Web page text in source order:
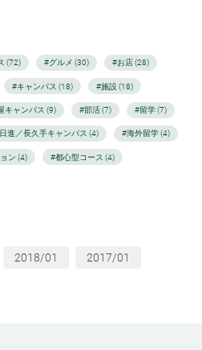
(72) #グルメ (30) #お店 (28)
#キャンパス (18) #施設 (18)
キャンパス (9) #部活 (7) #留学 (7)
進／長久手キャンパス (4) #海外留学 (4)
ン (4) #都心型コース (4)
2018/01 2017/01